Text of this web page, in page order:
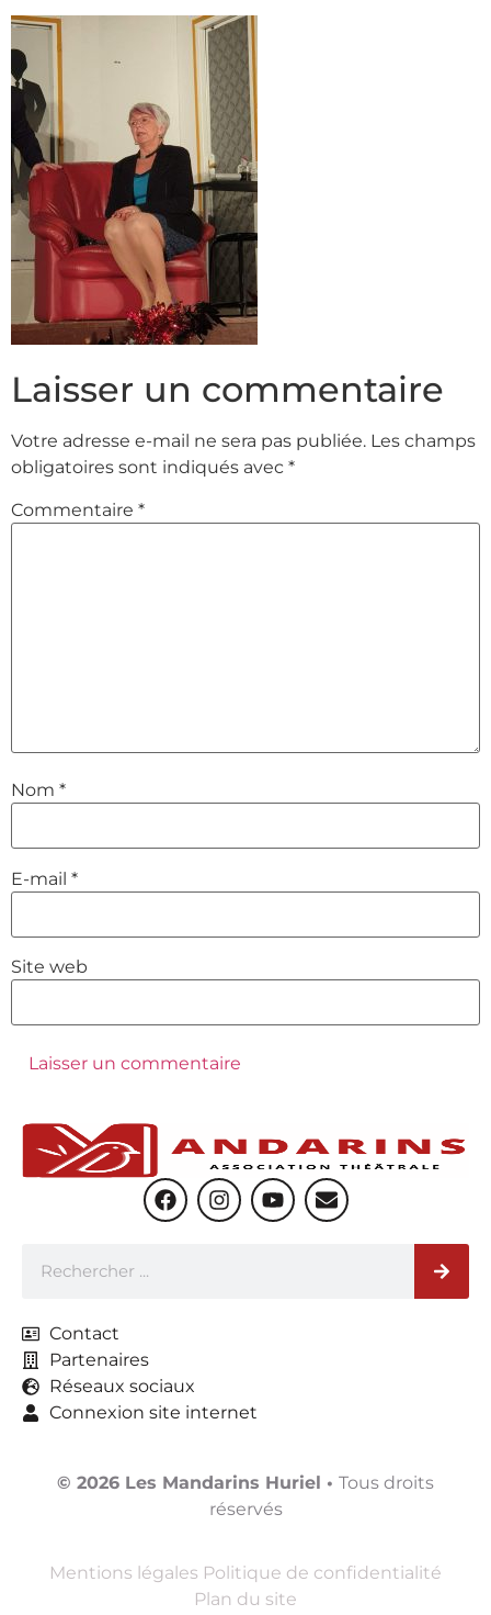
Laisser un commentaire
Votre adresse e-mail ne sera pas publiée. Les champs
obligatoires sont indiqués avec *
Commentaire *
Nom *
E-mail *
Site web
Contact
Partenaires
Réseaux sociaux
Connexion site internet
© 2026 Les Mandarins Huriel • Tous droits
réservés
Mentions légales Politique de confidentialité
Plan du site